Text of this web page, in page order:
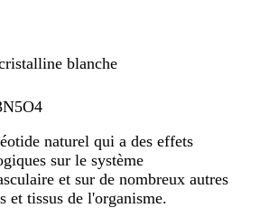
blanche
naturel qui a des effets
sur le système
et sur de nombreux autres
et tissus de l'organisme.